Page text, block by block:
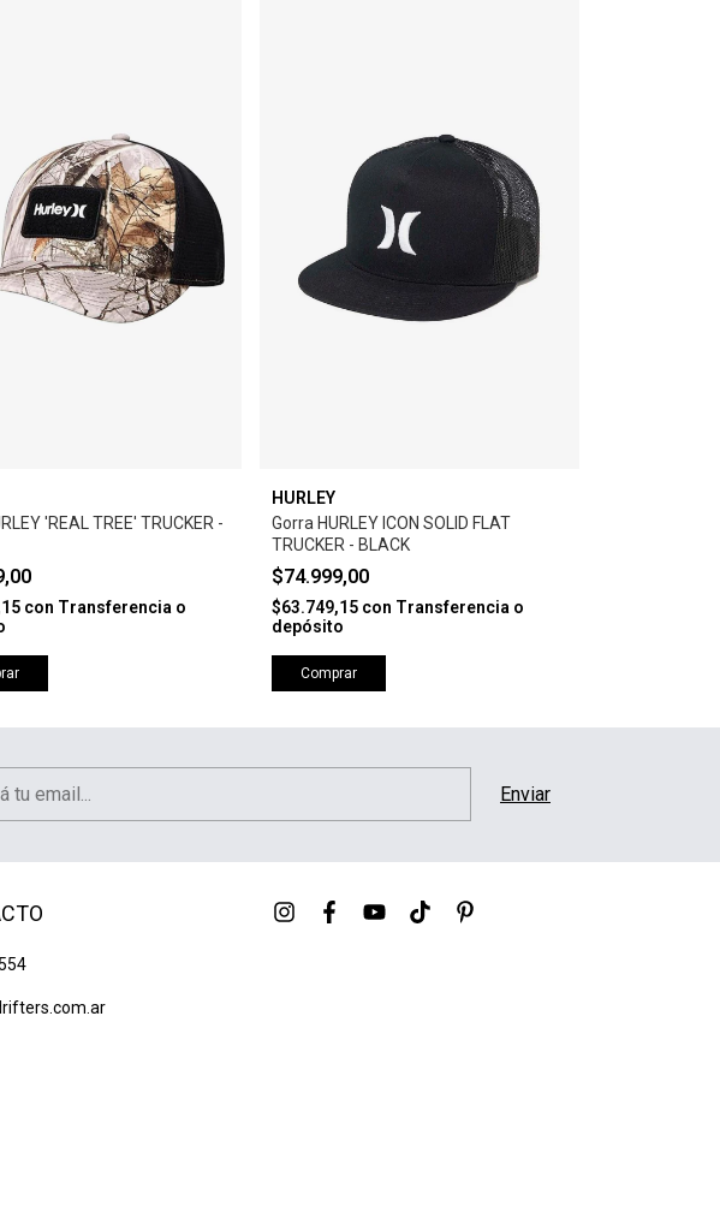
'REAL TREE' TRUCKER -
con Transferencia o
HURLEY
Gorra HURLEY ICON SOLID FLAT
TRUCKER - BLACK
$74.999,00
$63.749,15 con Transferencia o
depósito
Comprar